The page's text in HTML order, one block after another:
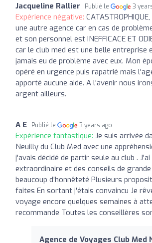
Jacqueline Rallier Publié le 3
Expérience négative:
une autre agence car en cas de
et son personnel est INEFFICACE ET
car le club med est une belle entreprise
jamais eu de problème avec eux. Mon
opéré en urgence puis rapatrié mais
apporté aucune aide. A l'avenir nous
argent ailleurs.
A E Publié le 3 years ago
Expérience fantastique: Je suis arrivée
Neuilly du Club Med avec une
j'avais décidé de partir seule au club .
extraordinaire et des conseils de
beaucoup d'honnêteté Plusieurs
faites En sortant j'étais convaincu Je
voyage encore quelques semaines à
recommande Toutes les conseillères
Agence de Voyages Club Med